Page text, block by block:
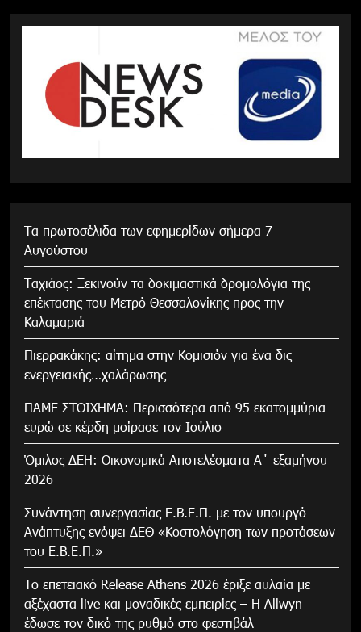
Τα πρωτοσέλιδα των εφημερίδων σήμερα 7
Αυγούστου
Tαχιάος: Ξεκινούν τα δοκιμαστικά δρομολόγια της
επέκτασης του Μετρό Θεσσαλονίκης προς την
Καλαμαριά
Πιερρακάκης: αίτημα στην Κομισιόν για ένα δις
ενεργειακής…χαλάρωσης
ΠΑΜΕ ΣΤΟΙΧΗΜΑ: Περισσότερα από 95 εκατομμύρια
ευρώ σε κέρδη μοίρασε τον Ιούλιο
Όμιλος ΔΕΗ: Οικονομικά Αποτελέσματα Α΄ εξαμήνου
2026
Συνάντηση συνεργασίας Ε.Β.Ε.Π. με τον υπουργό
Ανάπτυξης ενόψει ΔΕΘ «Κοστολόγηση των προτάσεων
του Ε.Β.Ε.Π.»
Το επετειακό Release Athens 2026 έριξε αυλαία με
αξέχαστα live και μοναδικές εμπειρίες – Η Allwyn
έδωσε τον δικό της ρυθμό στο φεστιβάλ